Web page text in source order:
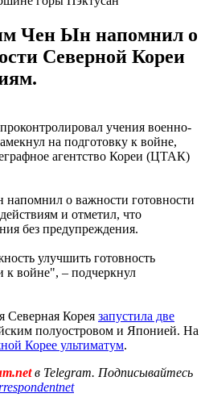
Чен Ын напомнил о
Северной Кореи
учения военно-
на подготовку к войне,
агентство Кореи (ЦТАК)
о важности готовности
и отметил, что
без предупреждения.
улучшить готовность
к войне", – подчеркнул
Северная Корея запустила две
полуостровом и Японией. На
Корее ультиматум.
в Telegram. Подписывайтесь